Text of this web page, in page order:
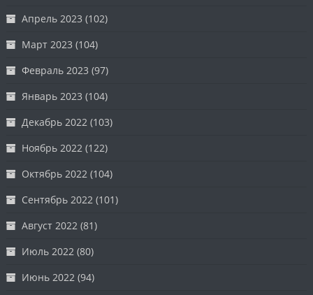
Апрель 2023 (102)
Март 2023 (104)
Февраль 2023 (97)
Январь 2023 (104)
Декабрь 2022 (103)
Ноябрь 2022 (122)
Октябрь 2022 (104)
Сентябрь 2022 (101)
Август 2022 (81)
Июль 2022 (80)
Июнь 2022 (94)